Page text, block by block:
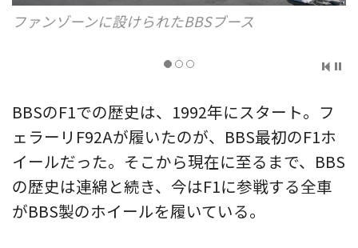
ファンゾーンに設けられたBBSブース
BBSのF1での歴史は、1992年にスタート。フ
ェラーリF92Aが履いたのが、BBS最初のF1ホ
イールだった。そこから現在に至るまで、BBS
の歴史は連綿と続き、今はF1に参戦する全車
がBBS製のホイールを履いている。